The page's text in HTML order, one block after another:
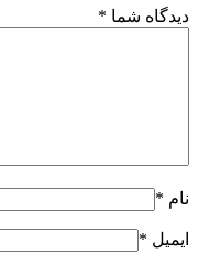
دیدگاه شما *
نام *
ایمیل *